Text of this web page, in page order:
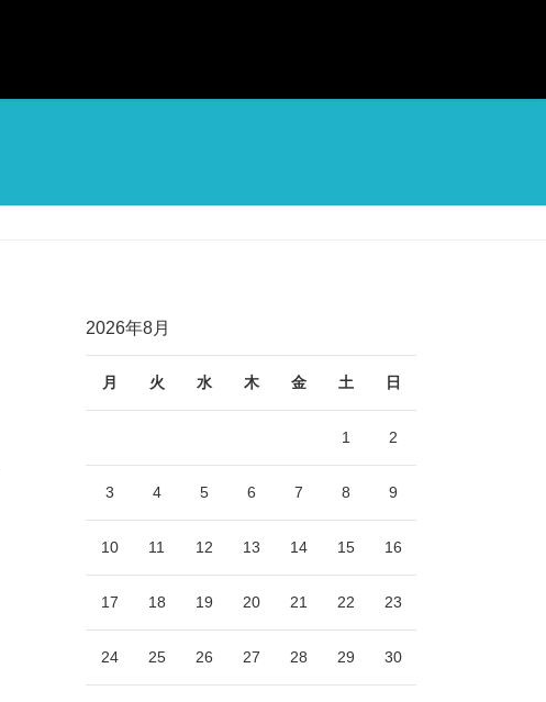
2026年8月
月 火 水 木 金 土 日
1 2
3 4 5 6 7 8 9
10 11 12 13 14 15 16
17 18 19 20 21 22 23
24 25 26 27 28 29 30